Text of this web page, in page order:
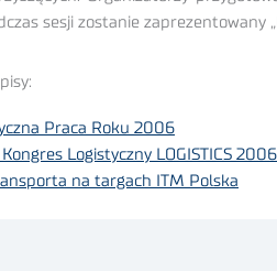
sesji zostanie zaprezentowany
Praca Roku 2006
Logistyczny LOGISTICS
na targach ITM Polska